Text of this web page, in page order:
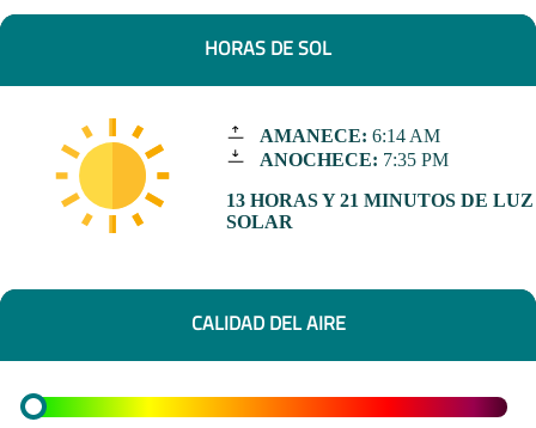
HORAS DE SOL
AMANECE: 6:14 AM
ANOCHECE: 7:35 PM
13 HORAS Y 21 MINUTOS DE LUZ
SOLAR
CALIDAD DEL AIRE